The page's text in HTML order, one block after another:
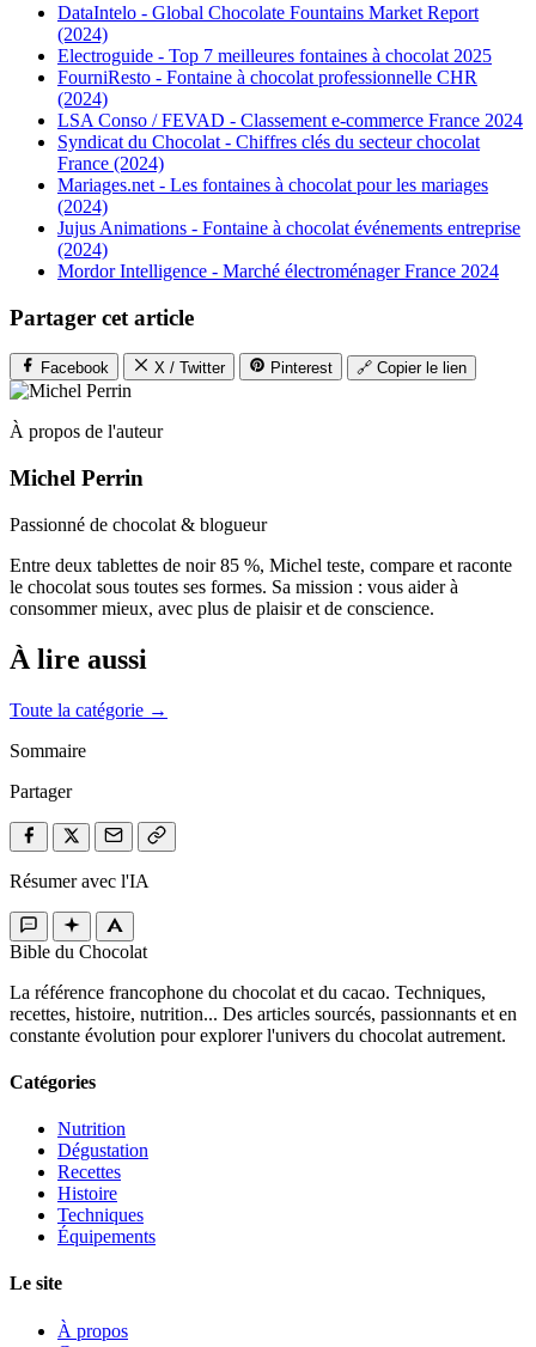
DataIntelo - Global Chocolate Fountains Market Report
(2024)
Electroguide - Top 7 meilleures fontaines à chocolat 2025
FourniResto - Fontaine à chocolat professionnelle CHR
(2024)
LSA Conso / FEVAD - Classement e-commerce France 2024
Syndicat du Chocolat - Chiffres clés du secteur chocolat
France (2024)
Mariages.net - Les fontaines à chocolat pour les mariages
(2024)
Jujus Animations - Fontaine à chocolat événements entreprise
(2024)
Mordor Intelligence - Marché électroménager France 2024
Partager cet article
Facebook X / Twitter Pinterest 🔗 Copier le lien
À propos de l'auteur
Michel Perrin
Passionné de chocolat & blogueur
Entre deux tablettes de noir 85 %, Michel teste, compare et raconte
le chocolat sous toutes ses formes. Sa mission : vous aider à
consommer mieux, avec plus de plaisir et de conscience.
À lire aussi
Toute la catégorie →
Sommaire
Partager
Résumer avec l'IA
Bible du Chocolat
La référence francophone du chocolat et du cacao. Techniques,
recettes, histoire, nutrition... Des articles sourcés, passionnants et en
constante évolution pour explorer l'univers du chocolat autrement.
Catégories
Nutrition
Dégustation
Recettes
Histoire
Techniques
Équipements
Le site
À propos